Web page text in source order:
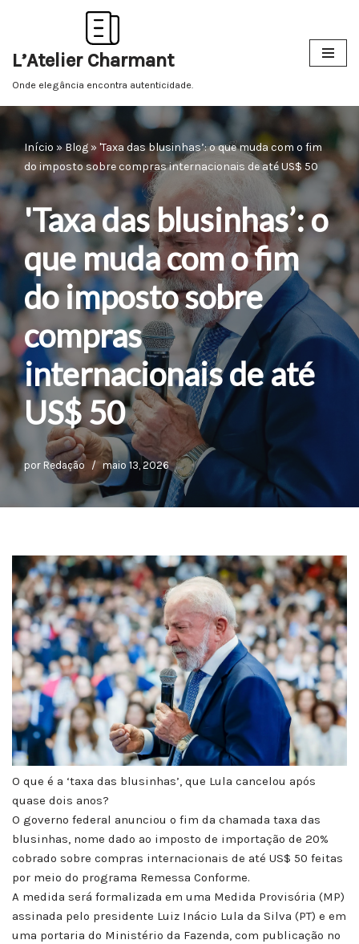
para
o
L’Atelier Charmant
Onde elegância encontra autenticidade.
Início »Blog » 'Taxa das blusinhas’: o que muda com o fim
do imposto sobre compras internacionais de até US$ 50
'Taxa das blusinhas’: o
que muda com o fim
do imposto sobre
compras
internacionais de até
US$ 50
por Redação maio 13, 2026
O que é a ‘taxa das blusinhas’, que Lula cancelou após
quase dois anos?
O governo federal anunciou o fim da chamada taxa das
blusinhas, nome dado ao imposto de importação de 20%
cobrado sobre compras internacionais de até US$ 50 feitas
por meio do programa Remessa Conforme.
A medida será formalizada em uma Medida Provisória (MP)
assinada pelo presidente Luiz Inácio Lula da Silva (PT) e em
uma portaria do Ministério da Fazenda, com publicação no